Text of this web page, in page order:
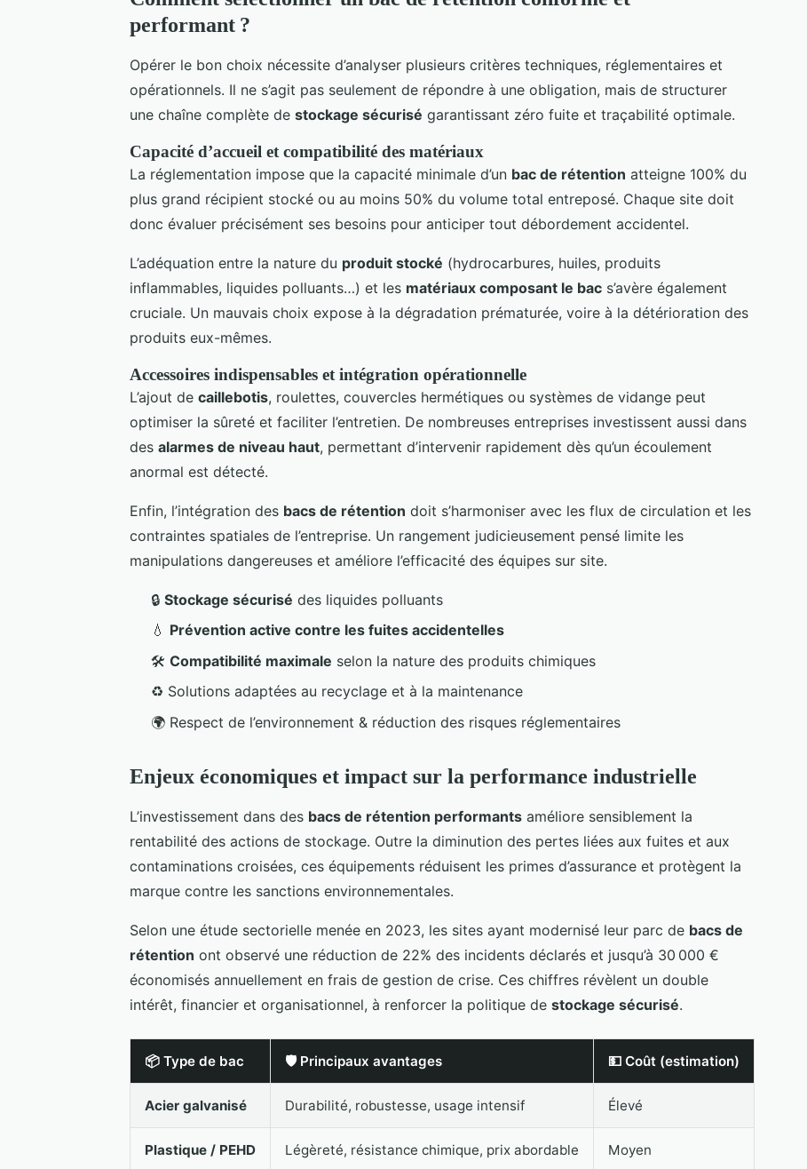
performant ?
Opérer le bon choix nécessite d’analyser plusieurs critères techniques, réglementaires et
opérationnels. Il ne s’agit pas seulement de répondre à une obligation, mais de structurer
une chaîne complète de stockage sécurisé garantissant zéro fuite et traçabilité optimale.
Capacité d’accueil et compatibilité des matériaux
La réglementation impose que la capacité minimale d’un bac de rétention atteigne 100% du
plus grand récipient stocké ou au moins 50% du volume total entreposé. Chaque site doit
donc évaluer précisément ses besoins pour anticiper tout débordement accidentel.
L’adéquation entre la nature du produit stocké (hydrocarbures, huiles, produits
inflammables, liquides polluants…) et les matériaux composant le bac s’avère également
cruciale. Un mauvais choix expose à la dégradation prématurée, voire à la détérioration des
produits eux-mêmes.
Accessoires indispensables et intégration opérationnelle
L’ajout de caillebotis, roulettes, couvercles hermétiques ou systèmes de vidange peut
optimiser la sûreté et faciliter l’entretien. De nombreuses entreprises investissent aussi dans
des alarmes de niveau haut, permettant d’intervenir rapidement dès qu’un écoulement
anormal est détecté.
Enfin, l’intégration des bacs de rétention doit s’harmoniser avec les flux de circulation et les
contraintes spatiales de l’entreprise. Un rangement judicieusement pensé limite les
manipulations dangereuses et améliore l’efficacité des équipes sur site.
🔒 Stockage sécurisé des liquides polluants
💧 Prévention active contre les fuites accidentelles
🛠️ Compatibilité maximale selon la nature des produits chimiques
♻️ Solutions adaptées au recyclage et à la maintenance
🌍 Respect de l’environnement & réduction des risques réglementaires
Enjeux économiques et impact sur la performance industrielle
L’investissement dans des bacs de rétention performants améliore sensiblement la
rentabilité des actions de stockage. Outre la diminution des pertes liées aux fuites et aux
contaminations croisées, ces équipements réduisent les primes d’assurance et protègent la
marque contre les sanctions environnementales.
Selon une étude sectorielle menée en 2023, les sites ayant modernisé leur parc de bacs de
rétention ont observé une réduction de 22% des incidents déclarés et jusqu’à 30 000 €
économisés annuellement en frais de gestion de crise. Ces chiffres révèlent un double
intérêt, financier et organisationnel, à renforcer la politique de stockage sécurisé.
📦 Type de bac 🛡️ Principaux avantages 💵 Coût (estimation)
Acier galvanisé Durabilité, robustesse, usage intensif Élevé
Plastique / PEHD Légèreté, résistance chimique, prix abordable Moyen